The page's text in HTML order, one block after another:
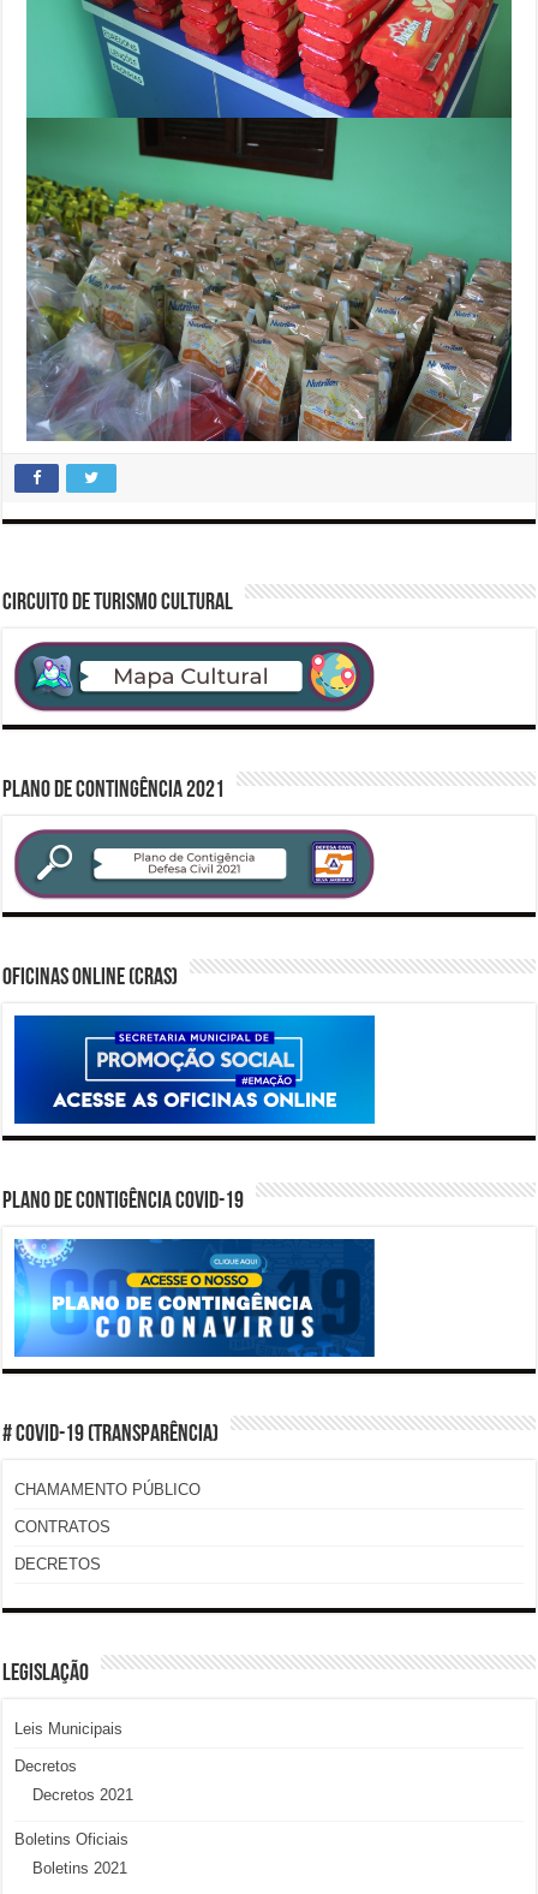
CIRCUITO DE TURISMO CULTURAL
PLANO DE CONTINGÊNCIA 2021
Oficinas Online (CRAS)
PLANO DE CONTIGÊNCIA COVID-19
# COVID-19 (TRANSPARÊNCIA)
CHAMAMENTO PÚBLICO
CONTRATOS
DECRETOS
LEGISLAÇÃO
Leis Municipais
Decretos
Decretos 2021
Boletins Oficiais
Boletins 2021